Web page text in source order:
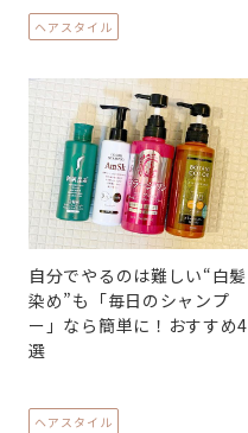
ヘアスタイル
自分でやるのは難しい“白髪
染め”も「毎日のシャンプ
ー」なら簡単に！おすすめ4
選
ヘアスタイル